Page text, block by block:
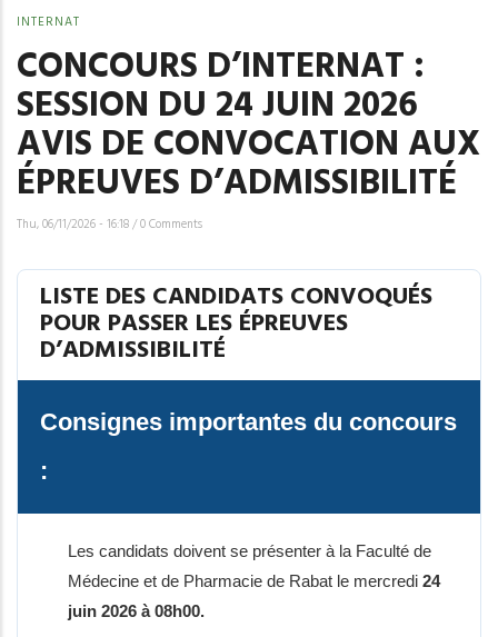
INTERNAT
CONCOURS D’INTERNAT :
SESSION DU 24 JUIN 2026
AVIS DE CONVOCATION AUX
ÉPREUVES D’ADMISSIBILITÉ
Thu, 06/11/2026 - 16:18/0 Comments
LISTE DES CANDIDATS CONVOQUÉS
POUR PASSER LES ÉPREUVES
D’ADMISSIBILITÉ
Consignes importantes du concours
:
Les candidats doivent se présenter à la Faculté de
Médecine et de Pharmacie de Rabat le mercredi 24
juin 2026 à 08h00.